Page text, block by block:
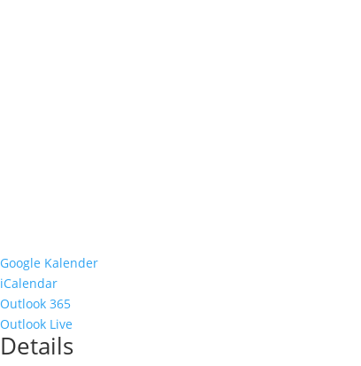
Google Kalender
iCalendar
Outlook 365
Outlook Live
Details